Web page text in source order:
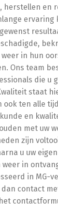
herstellen en
ervaring
in hun
Ons team
die u
staat
ook ten alle
en
met uw
zijn
u uw
weer in
in MG-
contact